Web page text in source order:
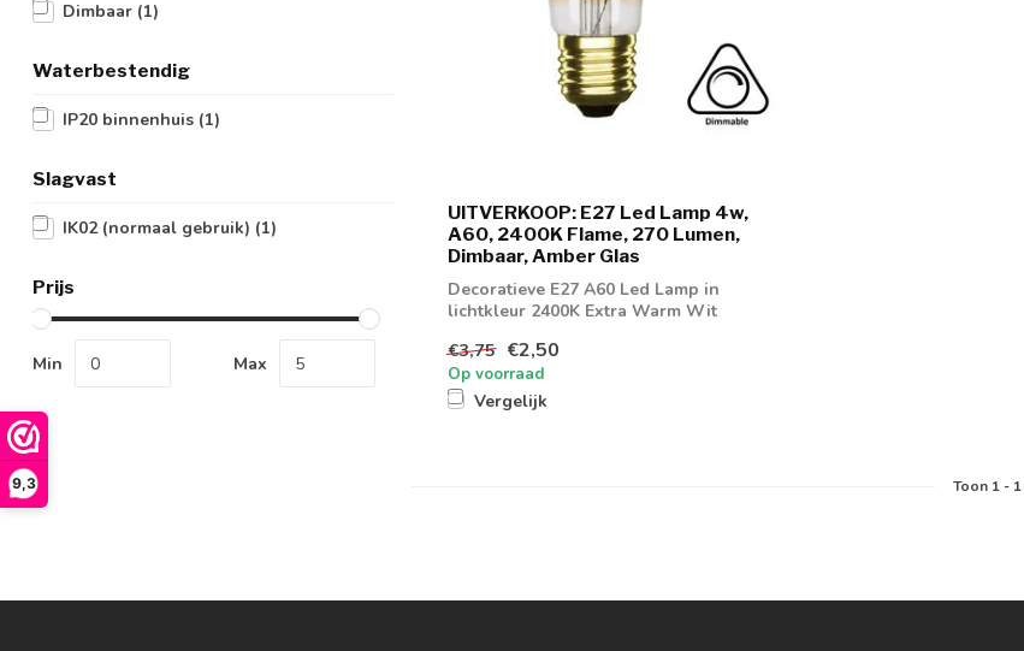
9,3
Dimbaar (1)
Waterbestendig
IP20 binnenhuis (1)
Slagvast
IK02 (normaal gebruik) (1)
Prijs
Min Max
UITVERKOOP: E27 Led Lamp 4w,
A60, 2400K Flame, 270 Lumen,
Dimbaar, Amber Glas
Decoratieve E27 A60 Led Lamp in
lichtkleur 2400K Extra Warm Wit
€3,75 €2,50
Op voorraad
Vergelijk
Toon 1- 1